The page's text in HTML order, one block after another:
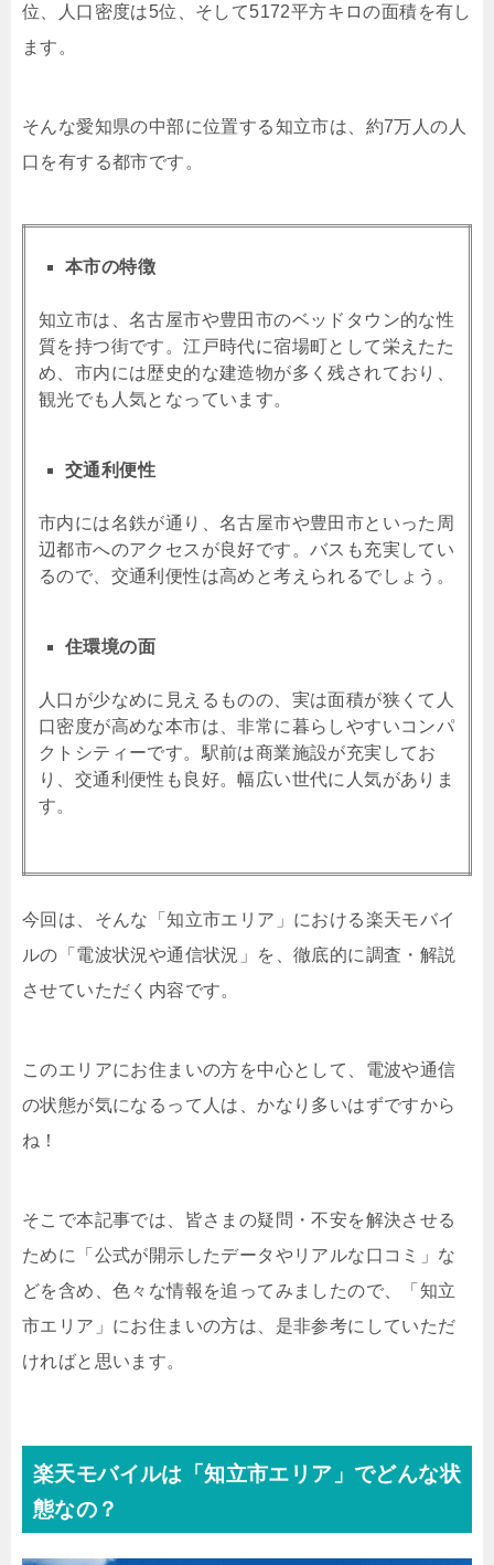
位、人口密度は5位、そして5172平方キロの面積を有し
ます。
そんな愛知県の中部に位置する知立市は、約7万人の人
口を有する都市です。
本市の特徴
知立市は、名古屋市や豊田市のベッドタウン的な性
質を持つ街です。江戸時代に宿場町として栄えたた
め、市内には歴史的な建造物が多く残されており、
観光でも人気となっています。
交通利便性
市内には名鉄が通り、名古屋市や豊田市といった周
辺都市へのアクセスが良好です。バスも充実してい
るので、交通利便性は高めと考えられるでしょう。
住環境の面
人口が少なめに見えるものの、実は面積が狭くて人
口密度が高めな本市は、非常に暮らしやすいコンパ
クトシティーです。駅前は商業施設が充実してお
り、交通利便性も良好。幅広い世代に人気がありま
す。
今回は、そんな「知立市エリア」における楽天モバイ
ルの「電波状況や通信状況」を、徹底的に調査・解説
させていただく内容です。
このエリアにお住まいの方を中心として、電波や通信
の状態が気になるって人は、かなり多いはずですから
ね！
そこで本記事では、皆さまの疑問・不安を解決させる
ために「公式が開示したデータやリアルな口コミ」な
どを含め、色々な情報を追ってみましたので、「知立
市エリア」にお住まいの方は、是非参考にしていただ
ければと思います。
楽天モバイルは「知立市エリア」でどんな状
態なの？